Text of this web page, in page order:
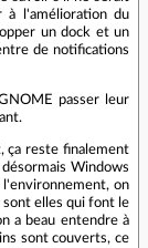
à l'amélioration du
un dock et un
de notifications
passer leur
ça reste finalement
Windows
l'environnement, on
sont elles qui font le
a beau entendre à
sont couverts, ce